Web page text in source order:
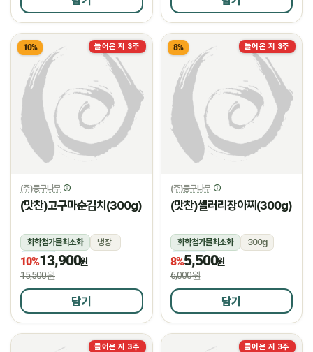
들어온 지 3주
10%
(주)둥구나무
(맛찬)고구마순김치(300g)
화학첨가물최소화
냉장
냉장
10%13,900원
15,500원
담기
들어온 지 3주
8%
(주)둥구나무
(맛찬)셀러리장아찌(300g)
화학첨가물최소화
300g
냉장
8%5,500원
6,000원
담기
들어온 지 3주 들어온 지 3주